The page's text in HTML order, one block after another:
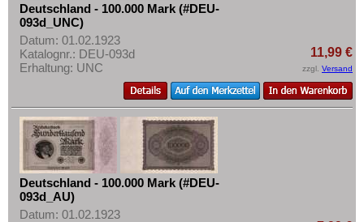
Deutschland - 100.000 Mark (#DEU-
093d_UNC)
Datum: 01.02.1923
Katalognr.: DEU-093d
Erhaltung: UNC
11,99 €
zzgl. Versand
Deutschland - 100.000 Mark (#DEU-
093d_AU)
Datum: 01.02.1923